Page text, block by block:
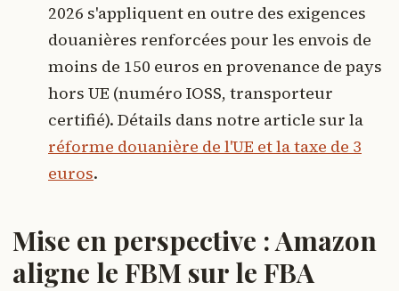
2026 s'appliquent en outre des exigences
douanières renforcées pour les envois de
moins de 150 euros en provenance de pays
hors UE (numéro IOSS, transporteur
certifié). Détails dans notre article sur la
réforme douanière de l'UE et la taxe de 3
euros.
Mise en perspective : Amazon
aligne le FBM sur le FBA